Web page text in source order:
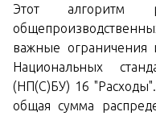
Этот алгоритм
важные ограничения
Национальных
(НП(С)БУ) 16
общая сумма